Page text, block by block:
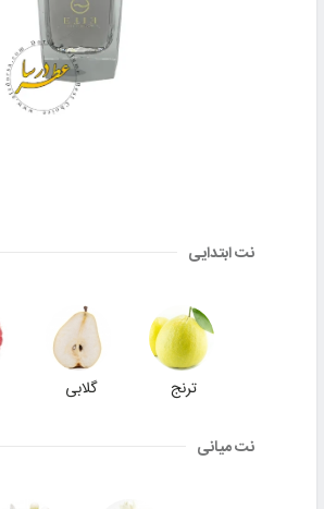
نت ابتدایی
ترنج گلابی
نت میانی